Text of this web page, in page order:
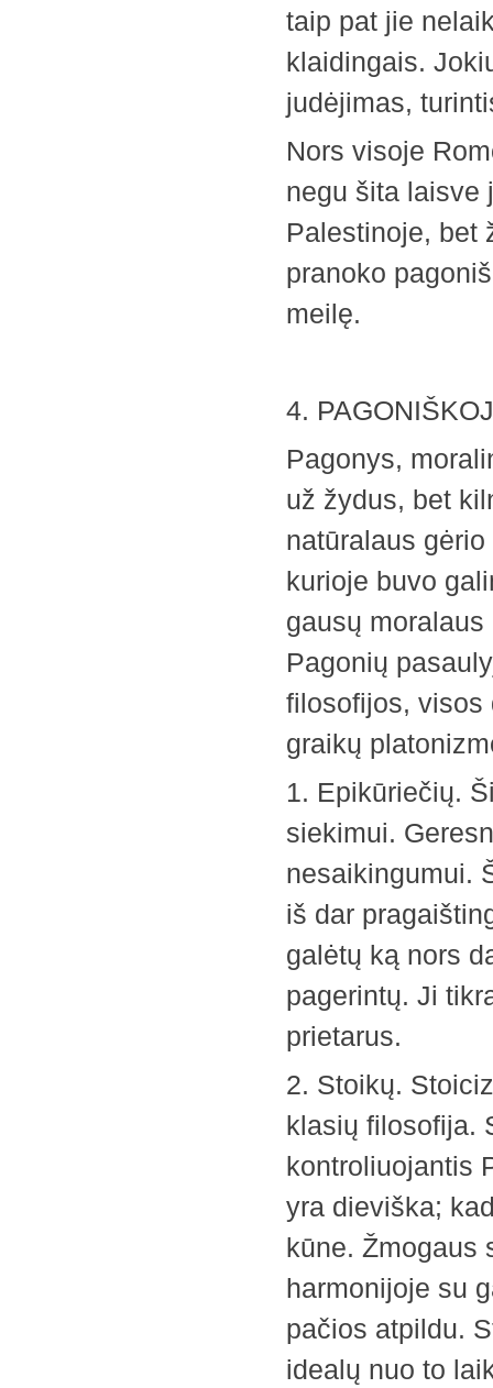
taip pat jie
klaidingais.
judėjimas,
Nors visoje
negu šita laisve
Palestinoje, bet
pranoko
meilę.
4.
Pagonys,
už žydus, bet
natūralaus
kurioje buvo
gausų
Pagonių
filosofijos, visos
graikų
1. Epikūriečių.
siekimui.
nesaikingumui.
iš dar
galėtų ką nors
pagerintų. Ji
prietarus.
2. Stoikų.
klasių filosofija.
kontroliuojantis
yra dieviška;
kūne. Žmogaus
harmonijoje su
pačios atpildu.
idealų nuo to